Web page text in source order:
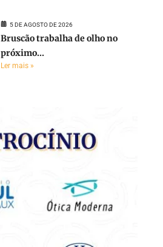
5 DE AGOSTO DE 2026
Bruscão trabalha de olho no
próximo...
Ler mais »